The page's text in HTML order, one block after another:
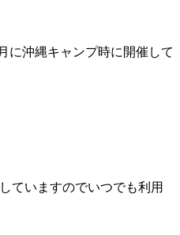
に沖縄キャンプ時に開催して
ていますのでいつでも利用